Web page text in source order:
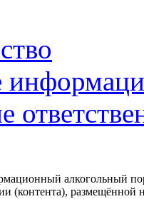
алкогольный
(контента), размещённой